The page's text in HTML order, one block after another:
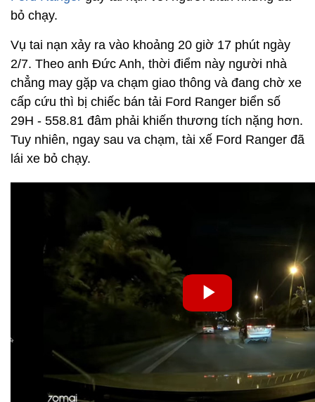
bỏ chạy.
Vụ tai nạn xảy ra vào khoảng 20 giờ 17 phút ngày
2/7. Theo anh Đức Anh, thời điểm này người nhà
chẳng may gặp va chạm giao thông và đang chờ xe
cấp cứu thì bị chiếc bán tải Ford Ranger biển số
29H - 558.81 đâm phải khiến thương tích nặng hơn.
Tuy nhiên, ngay sau va chạm, tài xế Ford Ranger đã
lái xe bỏ chạy.